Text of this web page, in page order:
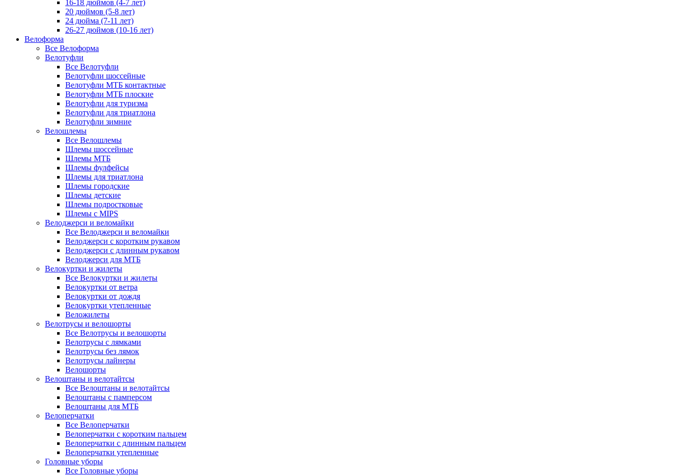
16-18 дюймов (4-7 лет)
20 дюймов (5-8 лет)
24 дюйма (7-11 лет)
26-27 дюймов (10-16 лет)
Велоформа
Все Велоформа
Велотуфли
Все Велотуфли
Велотуфли шоссейные
Велотуфли МТБ контактные
Велотуфли МТБ плоские
Велотуфли для туризма
Велотуфли для триатлона
Велотуфли зимние
Велошлемы
Все Велошлемы
Шлемы шоссейные
Шлемы МТБ
Шлемы фулфейсы
Шлемы для триатлона
Шлемы городские
Шлемы детские
Шлемы подростковые
Шлемы с MIPS
Велоджерси и веломайки
Все Велоджерси и веломайки
Велоджерси с коротким рукавом
Велоджерси с длинным рукавом
Велоджерси для МТБ
Велокуртки и жилеты
Все Велокуртки и жилеты
Велокуртки от ветра
Велокуртки от дождя
Велокуртки утепленные
Веложилеты
Велотрусы и велошорты
Все Велотрусы и велошорты
Велотрусы с лямками
Велотрусы без лямок
Велотрусы лайнеры
Велошорты
Велоштаны и велотайтсы
Все Велоштаны и велотайтсы
Велоштаны с памперсом
Велоштаны для МТБ
Велоперчатки
Все Велоперчатки
Велоперчатки с коротким пальцем
Велоперчатки с длинным пальцем
Велоперчатки утепленные
Головные уборы
Все Головные уборы